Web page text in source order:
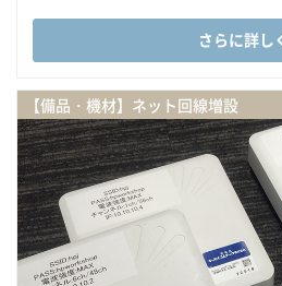
さらに詳し
【備品・機材】ネット回線増設